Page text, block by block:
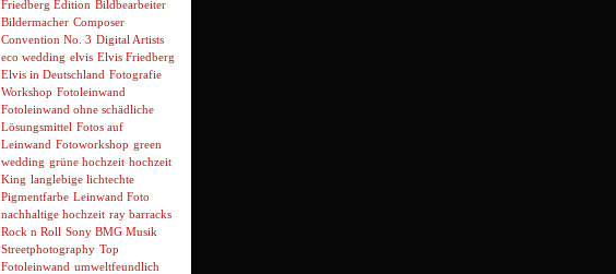
Friedberg Edition Bildbearbeiter
Bildermacher Composer
Convention No. 3 Digital Artists
eco wedding elvis Elvis Friedberg
Elvis in Deutschland Fotografie
Workshop Fotoleinwand
Fotoleinwand ohne schädliche
Lösungsmittel Fotos auf
Leinwand Fotoworkshop green
wedding grüne hochzeit hochzeit
King langlebige lichtechte
Pigmentfarbe Leinwand Foto
nachhaltige hochzeit ray barracks
Rock n Roll Sony BMG Musik
Streetphotography Top
Fotoleinwand umweltfeundlich